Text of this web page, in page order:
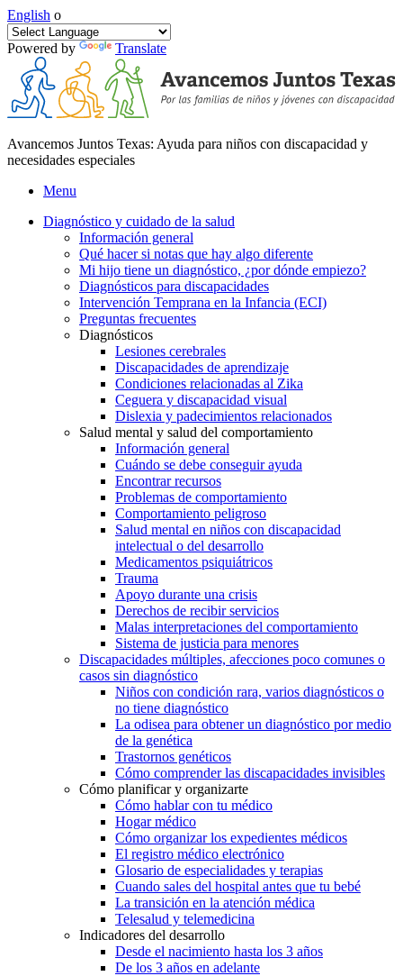
English o
Powered by Translate
Avancemos Juntos Texas: Ayuda para niños con discapacidad y
necesidades especiales
Menu
Diagnóstico y cuidado de la salud
Información general
Qué hacer si notas que hay algo diferente
Mi hijo tiene un diagnóstico, ¿por dónde empiezo?
Diagnósticos para discapacidades
Intervención Temprana en la Infancia (ECI)
Preguntas frecuentes
Diagnósticos
Lesiones cerebrales
Discapacidades de aprendizaje
Condiciones relacionadas al Zika
Ceguera y discapacidad visual
Dislexia y padecimientos relacionados
Salud mental y salud del comportamiento
Información general
Cuándo se debe conseguir ayuda
Encontrar recursos
Problemas de comportamiento
Comportamiento peligroso
Salud mental en niños con discapacidad
intelectual o del desarrollo
Medicamentos psiquiátricos
Trauma
Apoyo durante una crisis
Derechos de recibir servicios
Malas interpretaciones del comportamiento
Sistema de justicia para menores
Discapacidades múltiples, afecciones poco comunes o
casos sin diagnóstico
Niños con condición rara, varios diagnósticos o
no tiene diagnóstico
La odisea para obtener un diagnóstico por medio
de la genética
Trastornos genéticos
Cómo comprender las discapacidades invisibles
Cómo planificar y organizarte
Cómo hablar con tu médico
Hogar médico
Cómo organizar los expedientes médicos
El registro médico electrónico
Glosario de especialidades y terapias
Cuando sales del hospital antes que tu bebé
La transición en la atención médica
Telesalud y telemedicina
Indicadores del desarrollo
Desde el nacimiento hasta los 3 años
De los 3 años en adelante